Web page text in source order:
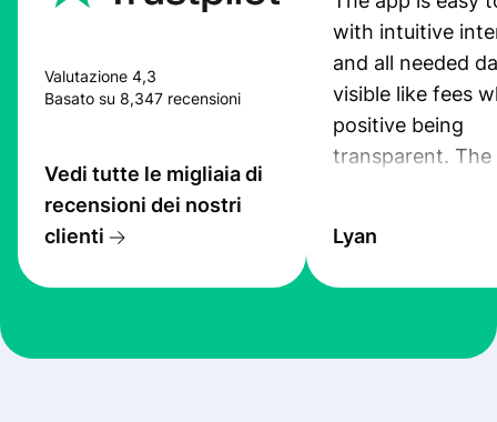
Valutazione 4,3
Basato su 8,347 recensioni
Vedi tutte le migliaia di
recensioni dei nostri
clienti
with intuitive
and all needed
visible like fees
positive being
transparent. The
the exchange
at Profee is very
Lyan